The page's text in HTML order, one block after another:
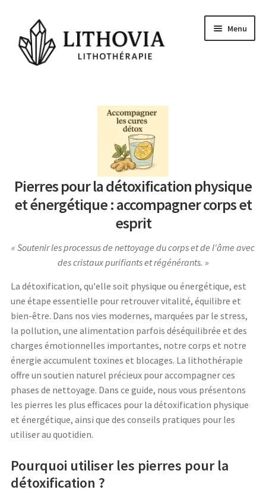
navigation
au
contenu
Menu
Signes Astrologiques
Conseils et actu
Questions
Pierres pour la détoxification physique
et énergétique : accompagner corps et
esprit
Soutenir les processus de nettoyage du corps et de l'âme avec
des cristaux purifiants et régénérants.
La détoxification, qu'elle soit physique ou énergétique, est
une étape essentielle pour retrouver vitalité, équilibre et
bien-être. Dans nos vies modernes, marquées par le stress,
la pollution, une alimentation parfois déséquilibrée et des
charges émotionnelles importantes, notre corps et notre
énergie accumulent toxines et blocages. La lithothérapie
offre un soutien naturel précieux pour accompagner ces
phases de nettoyage. Dans ce guide, nous vous présentons
les pierres les plus efficaces pour la détoxification physique
et énergétique, ainsi que des conseils pratiques pour les
utiliser au quotidien.
Pourquoi utiliser les pierres pour la
détoxification ?